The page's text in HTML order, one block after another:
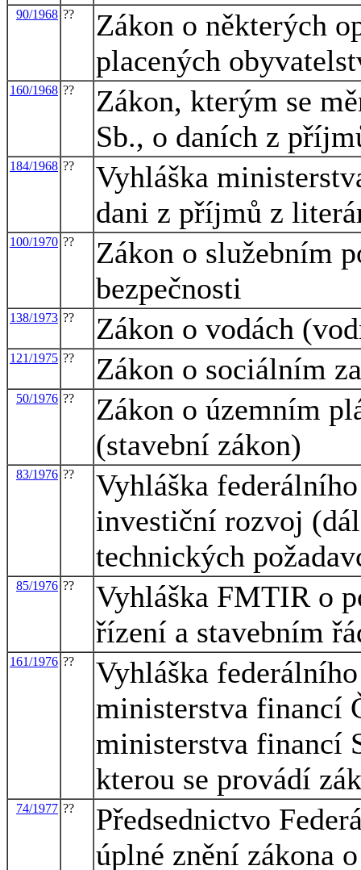
90/1968 ??
Zákon o některých
placených
160/1968 ??
Zákon, kterým se
Sb., o daních z
184/1968 ??
Vyhláška
dani z příjmů z
100/1970 ??
Zákon o služebním
bezpečnosti
138/1973 ?? Zákon o vodách
121/1975 ?? Zákon o sociálním
50/1976 ??
Zákon o územním
(stavební zákon)
83/1976 ??
Vyhláška
investiční rozvoj
technických
85/1976 ??
Vyhláška FMTIR o
řízení a stavebním
161/1976 ??
Vyhláška
ministerstva financí
ministerstva financí
kterou se provádí
74/1977 ??
Předsednictvo
úplné znění zákona